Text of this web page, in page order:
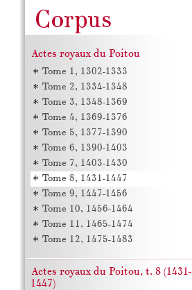
Actes royaux du Poitou
Tome 1, 1302-1333
Tome 2, 1334-1348
Tome 3, 1348-1369
Tome 4, 1369-1376
Tome 5, 1377-1390
Tome 6, 1390-1403
Tome 7, 1403-1430
Tome 8, 1431-1447
Tome 9, 1447-1456
Tome 10, 1456-1464
Tome 11, 1465-1474
Tome 12, 1475-1483
Actes royaux du Poitou, t. 8 (1431-
1447)